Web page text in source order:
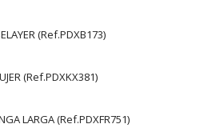
(Ref.PDXB173)
(Ref.PDXKX381)
LARGA (Ref.PDXFR751)